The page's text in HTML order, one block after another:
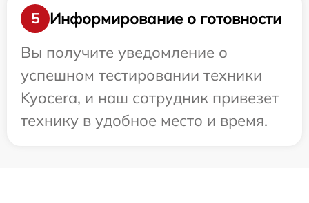
5
Информирование о готовности
Вы получите уведомление о
успешном тестировании техники
Kyocera, и наш сотрудник привезет
технику в удобное место и время.